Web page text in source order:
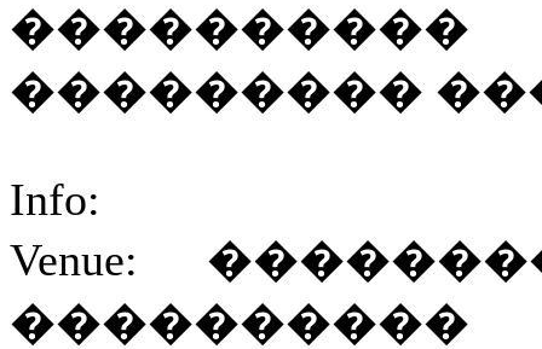
���������
Info:
Venue: